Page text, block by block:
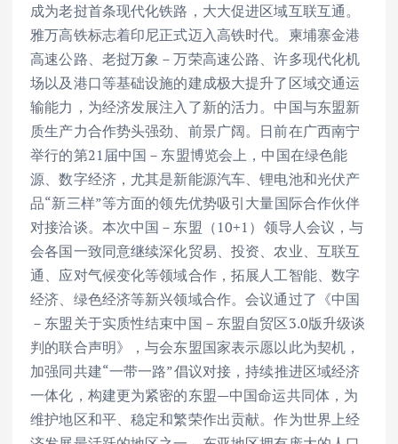
成为老挝首条现代化铁路，大大促进区域互联互通。
雅万高铁标志着印尼正式迈入高铁时代。柬埔寨金港
高速公路、老挝万象－万荣高速公路、许多现代化机
场以及港口等基础设施的建成极大提升了区域交通运
输能力，为经济发展注入了新的活力。中国与东盟新
质生产力合作势头强劲、前景广阔。日前在广西南宁
举行的第21届中国－东盟博览会上，中国在绿色能
源、数字经济，尤其是新能源汽车、锂电池和光伏产
品“新三样”等方面的领先优势吸引大量国际合作伙伴
对接洽谈。本次中国－东盟（10+1）领导人会议，与
会各国一致同意继续深化贸易、投资、农业、互联互
通、应对气候变化等领域合作，拓展人工智能、数字
经济、绿色经济等新兴领域合作。会议通过了《中国
－东盟关于实质性结束中国－东盟自贸区3.0版升级谈
判的联合声明》，与会东盟国家表示愿以此为契机，
加强同共建“一带一路”倡议对接，持续推进区域经济
一体化，构建更为紧密的东盟—中国命运共同体，为
维护地区和平、稳定和繁荣作出贡献。作为世界上经